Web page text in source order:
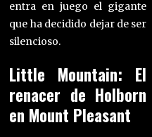
entra en juego el gigante
que ha decidido dejar de ser
silencioso.
Little Mountain: El
renacer de Holborn
en Mount Pleasant